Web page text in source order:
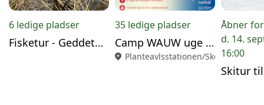
6 ledige pladser
Fisketur - Geddetur til Lergraven 26/9
35 ledige pladser
Camp WAUW uge 42 (12 - 14/10-2026)
location_on Planteavlsstationen/Skolen i
Åbner
d. 14.
16:00